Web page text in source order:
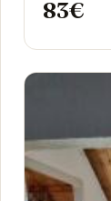
83€